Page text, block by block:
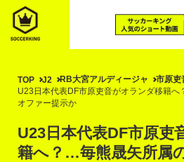
TOP J2 RB大宮アルディージャ
市原吏
U23日本代表DF市原吏音がオランダ移籍
オファー提示か
U23日本代表DF市原吏
籍へ？…毎熊晟矢所属